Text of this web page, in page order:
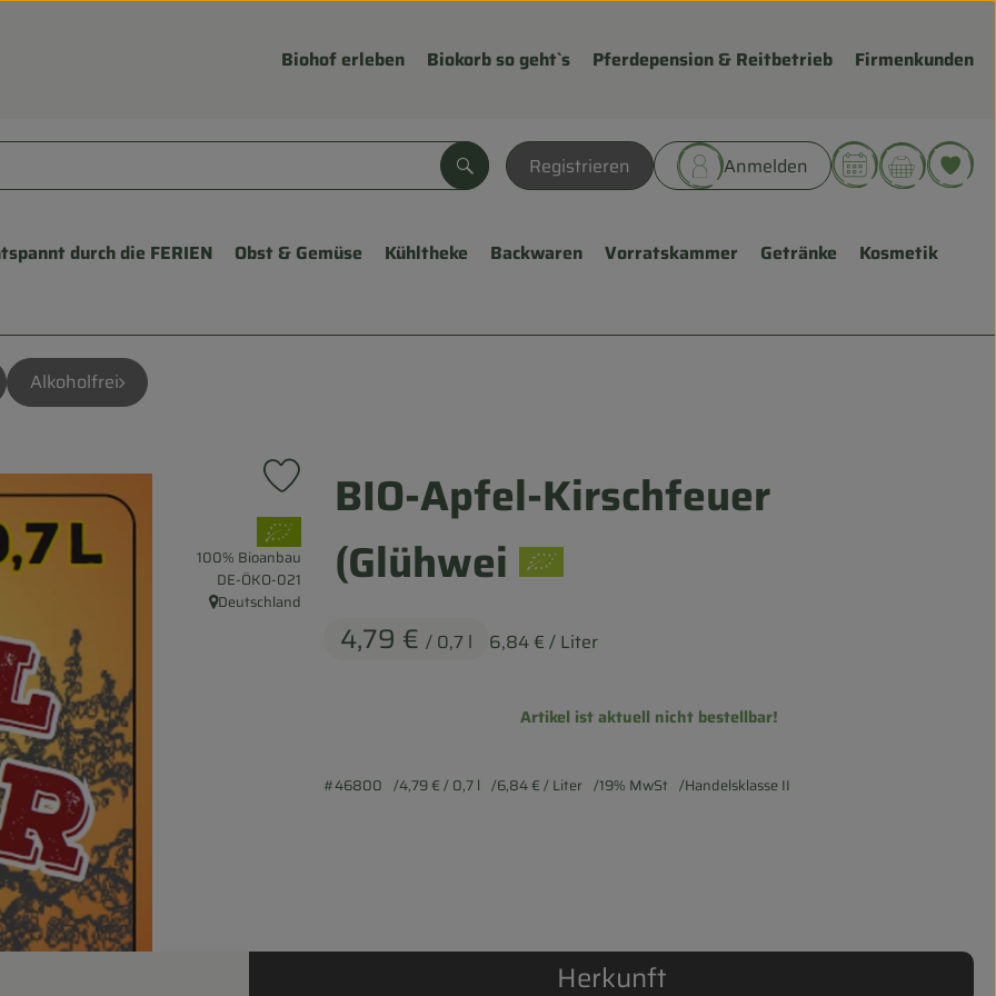
Biohof erleben Biokorb so geht`s Pferdepension & Reitbetrieb Firmenkunden
Registrieren Anmelden
Suchen
durch die FERIEN Obst & Gemüse Kühltheke Backwaren Vorratskammer Getränke Kosmetik
Alkoholfrei
BIO-Apfel-Kirschfeuer
(Glühwei
4,79 € / 0,7 l 6,84 € / Liter
Produkt zu Favouriten hinzufügen
, Verband:
100% Bioanbau
, Kontrollstelle:
DE-ÖKO-021
, Herkunft:
Deutschland
Artikel ist aktuell nicht bestellbar!
#46800 4,79 €/ 0,7 l 6,84 €/ Liter 19% MwSt Handelsklasse II
Herkunft